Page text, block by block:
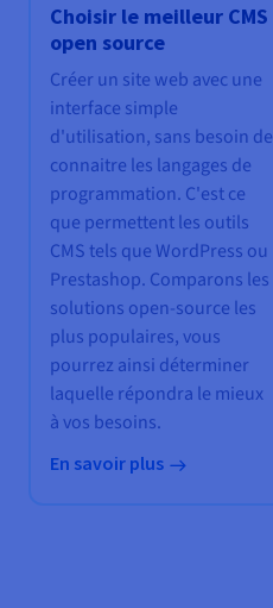
Choisir le meilleur CMS
open source
Créer un site web avec une
interface simple
d'utilisation, sans besoin de
connaitre les langages de
programmation. C'est ce
que permettent les outils
CMS tels que WordPress ou
Prestashop. Comparons les
solutions open-source les
plus populaires, vous
pourrez ainsi déterminer
laquelle répondra le mieux
à vos besoins.
En savoir plus